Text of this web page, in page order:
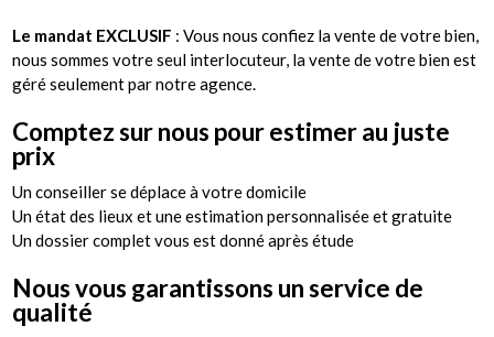
Le mandat EXCLUSIF : Vous nous confiez la vente de votre bien,
nous sommes votre seul interlocuteur, la vente de votre bien est
géré seulement par notre agence.
Comptez sur nous pour estimer au juste
prix
Unconseiller se déplace à votredomicile
Un état des lieux et une estimation personnalisée et gratuite
Un dossier complet vous est donné aprèsétude
Nous vous garantissons un service de
qualité